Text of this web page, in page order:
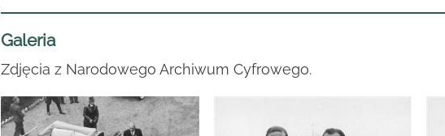
Galeria
Zdjęcia z Narodowego Archiwum Cyfrowego.